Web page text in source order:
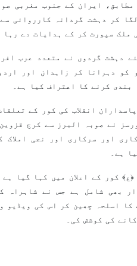
ایران کے جنوب مغربی
کر دہشت گردانہ کارروائی
ملک سپورٹ کر کے ہدایات دے رہا
دہشت گردوں نے متعدد عرب
کو دہرانا کر زاہدان اور
بندی کرنے کا اعتراف کیا ہے۔
انقلاب کی کور کے
نے صوبہ البرز سے کرج
اور سرکاری اور نجی املاک
ہے۔
کور کے اعلان میں کہا گیا
بھی شامل ہے جس نے شاہراہ
اسلحہ چھین کر اس کی ویڈیو
کی کوشش کی۔